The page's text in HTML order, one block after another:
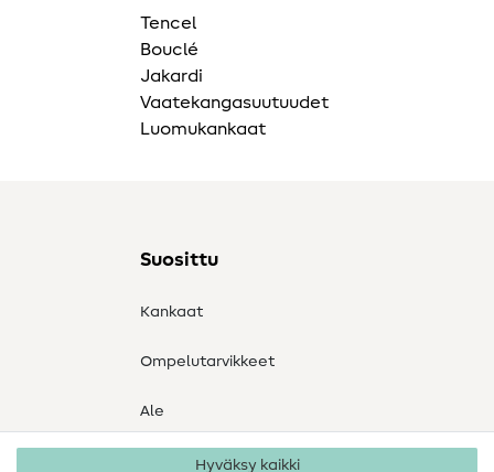
Tencel
Bouclé
Jakardi
Vaatekangasuutuudet
Luomukankaat
Suosittu
Kankaat
Ompelutarvikkeet
Ale
Hyväksy kaikki